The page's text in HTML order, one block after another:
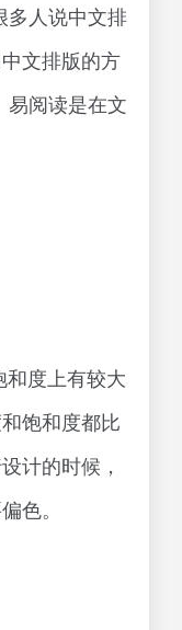
多人说中文排
文排版的方
易阅读是在文
和度上有较大
饱和度都比
计的时候，
色。